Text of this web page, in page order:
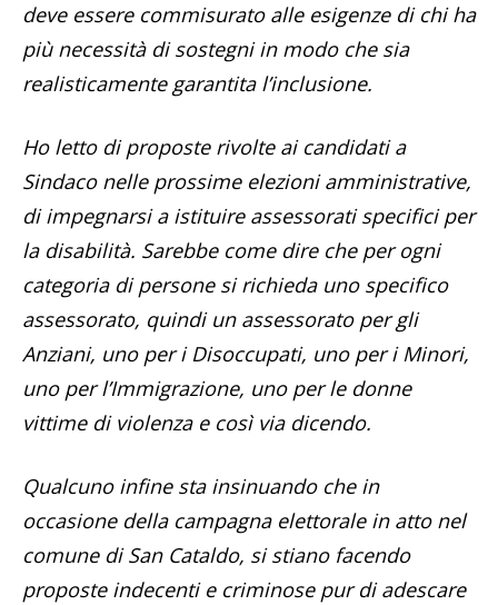
deve essere commisurato alle esigenze di chi ha
più necessità di sostegni in modo che sia
realisticamente garantita l’inclusione.
Ho letto di proposte rivolte ai candidati a
Sindaco nelle prossime elezioni amministrative,
di impegnarsi a istituire assessorati specifici per
la disabilità. Sarebbe come dire che per ogni
categoria di persone si richieda uno specifico
assessorato, quindi un assessorato per gli
Anziani, uno per i Disoccupati, uno per i Minori,
uno per l’Immigrazione, uno per le donne
vittime di violenza e così via dicendo.
Qualcuno infine sta insinuando che in
occasione della campagna elettorale in atto nel
comune di San Cataldo, si stiano facendo
proposte indecenti e criminose pur di adescare